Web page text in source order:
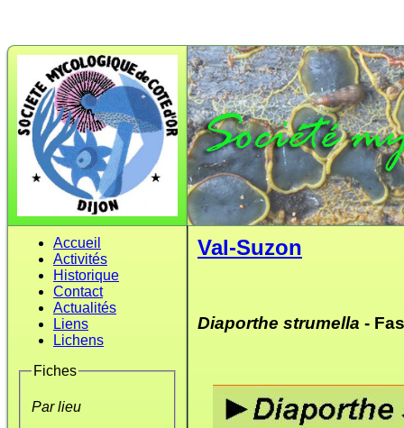
Accueil
Activités
Historique
Contact
Actualités
Liens
Lichens
Fiches
Par lieu
Val-Suzon
Diaporthe strumella -